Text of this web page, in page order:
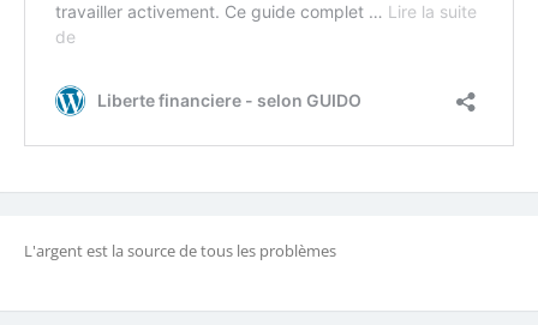
L'argent est la source de tous les problèmes